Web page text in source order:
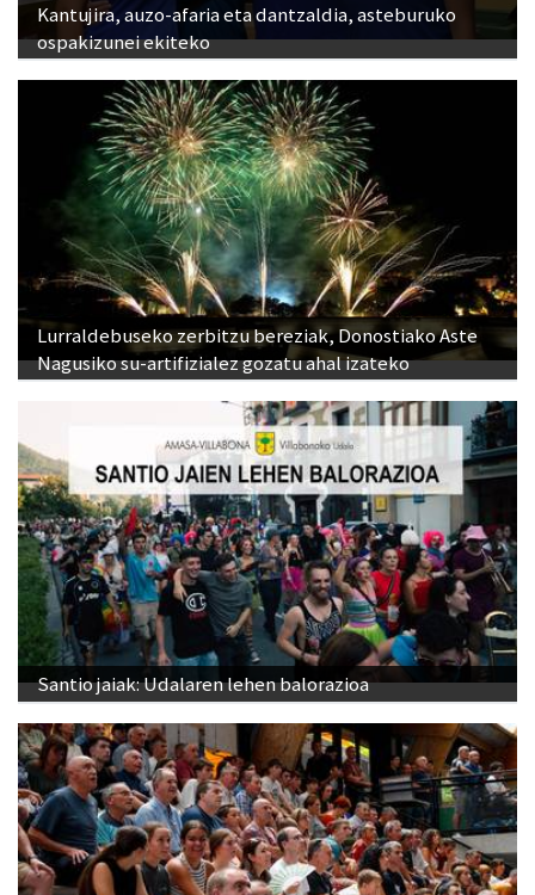
Kantujira, auzo-afaria eta dantzaldia, asteburuko
ospakizunei ekiteko
Lurraldebuseko zerbitzu bereziak, Donostiako Aste
Nagusiko su-artifizialez gozatu ahal izateko
Santio jaiak: Udalaren lehen balorazioa